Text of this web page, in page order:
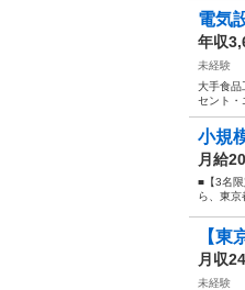
電気
年収
未経験
大手食品
セント・
小規
月給
■【3名
ら、東京
【
月収
未経験